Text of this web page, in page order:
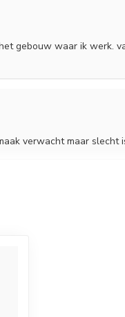
gebouw waar ik werk.
verwacht maar slecht